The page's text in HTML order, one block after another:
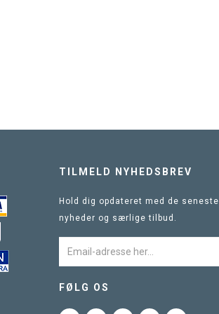
TILMELD NYHEDSBREV
Hold dig opdateret med de seneste
nyheder og særlige tilbud.
FØLG OS